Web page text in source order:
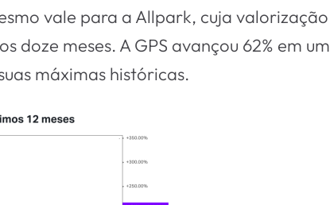
vale para a Allpark, cuja valorização
doze meses. A GPS avançou 62% em um
máximas históricas.